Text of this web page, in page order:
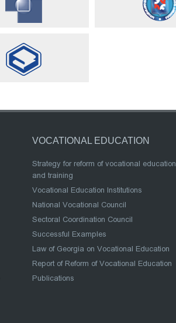
VOCATIONAL EDUCATION
Strategy for reform of vocational education
and training
Vocational Education Institutions
National Vocational Council
Sectoral Coordination Council
Successful Examples
Law of Georgia on Vocational Education
Report of Reform of Vocational Education
Publications